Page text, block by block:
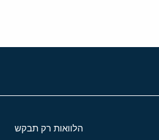
הלוואות רק תבקש